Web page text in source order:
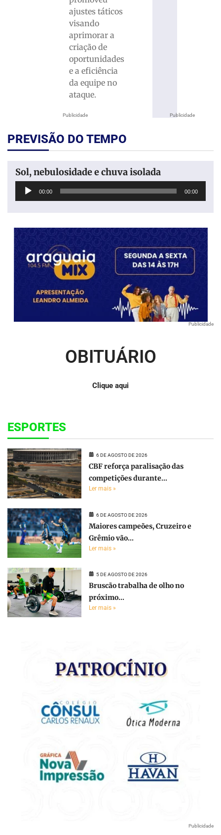
Publicidade
ajustes táticos
visando
aprimorar a
criação de
oportunidades
e a eficiência
da equipe no
ataque.
Publicidade
PREVISÃO DO TEMPO
Sol, nebulosidade e chuva isolada
Tocador
00:00 00:00
Publicidade
OBITUÁRIO
Clique aqui
ESPORTES
6 DE AGOSTO DE 2026
CBF reforça paralisação das
competições durante...
Ler mais »
6 DE AGOSTO DE 2026
Maiores campeões, Cruzeiro e
Grêmio vão...
Ler mais »
5 DE AGOSTO DE 2026
Bruscão trabalha de olho no
próximo...
Ler mais »
Publicidade